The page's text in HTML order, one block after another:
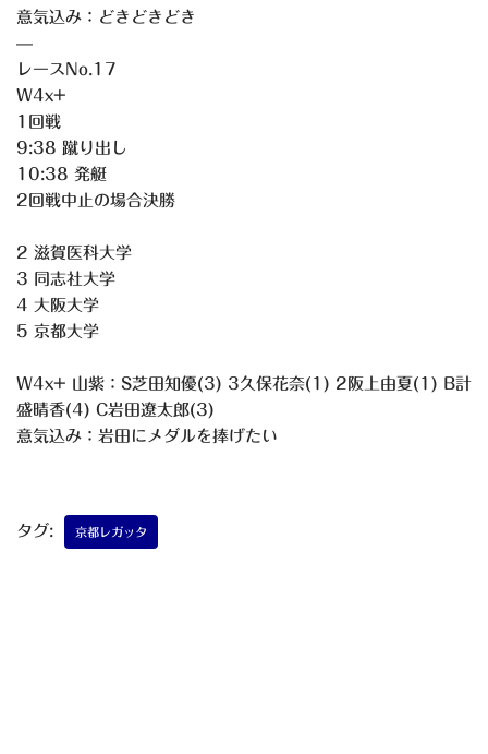
意気込み：どきどきどき
—
レースNo.17
W4x+
1回戦
9:38 蹴り出し
10:38 発艇
2回戦中止の場合決勝
2 滋賀医科大学
3 同志社大学
4 大阪大学
5 京都大学
W4x+ 山紫：S芝田知優(3) 3久保花奈(1) 2阪上由夏(1) B計
盛晴香(4) C岩田遼太郎(3)
意気込み：岩田にメダルを捧げたい
タグ: 京都レガッタ